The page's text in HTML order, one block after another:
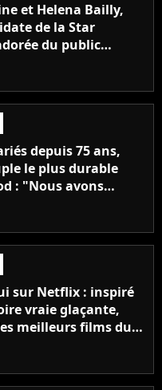
et Helena Bailly,
de la Star
du public
premier album,
depuis 75 ans,
le plus durable
: "Nous avons
après jour, et les
sur Netflix : inspiré
vraie glaçante,
meilleurs films du